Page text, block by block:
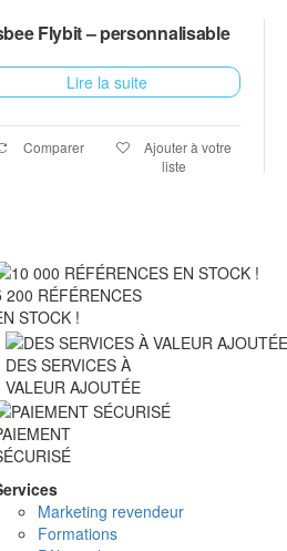
Flybit – personnalisable
Lire la suite
Comparer
Ajouter à votre
liste
200 RÉFÉRENCES
STOCK !
DES SERVICES À
VALEUR AJOUTÉE
Marketing revendeur
Formations